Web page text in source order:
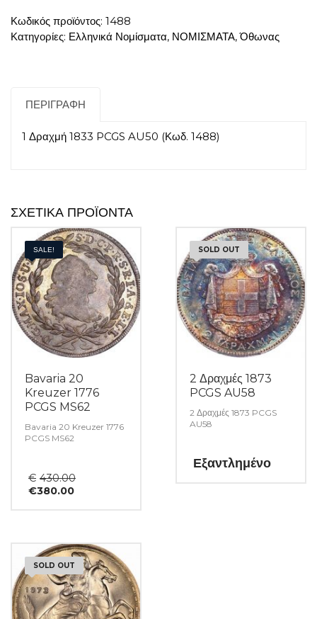
Κωδικός προϊόντος: 1488
Κατηγορίες: Ελληνικά Νομίσματα, ΝΟΜΙΣΜΑΤΑ,Όθωνας
ΠΕΡΙΓΡΑΦΉ
1 Δραχμή 1833 PCGS AU50 (Κωδ. 1488)
ΣΧΕΤΙΚΆ ΠΡΟΪΌΝΤΑ
SALE!
Bavaria 20
Kreuzer 1776
PCGS MS62
Bavaria 20 Kreuzer 1776
PCGS MS62
€ 430.00
€380.00
€380.00.
SOLD OUT
2 Δραχμές 1873
PCGS AU58
2 Δραχμές 1873 PCGS
AU58
Εξαντλημένο
SOLD OUT